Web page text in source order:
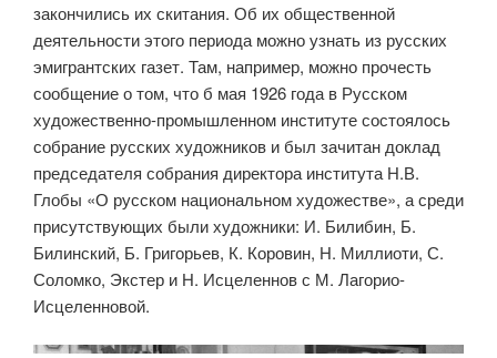
закончились их скитания. Об их обще­ственной
деятельности этого периода можно узнать из русских
эмигрант­ских газет. Там, например, можно прочесть
сообщение о том, что б мая 1926 года в Русском
художественно-промышленном институте состоя­лось
собрание русских художников и был зачитан доклад
председателя собрания директора института Н.В.
Глобы «О русском национальном художестве», а среди
присутствующих были художники: И. Билибин, Б.
Билинский, Б. Григорьев, К. Коровин, Н. Миллиоти, С.
Соломко, Экстер и Н. Исцеленнов с М. Лагорио-
Исцеленновой.